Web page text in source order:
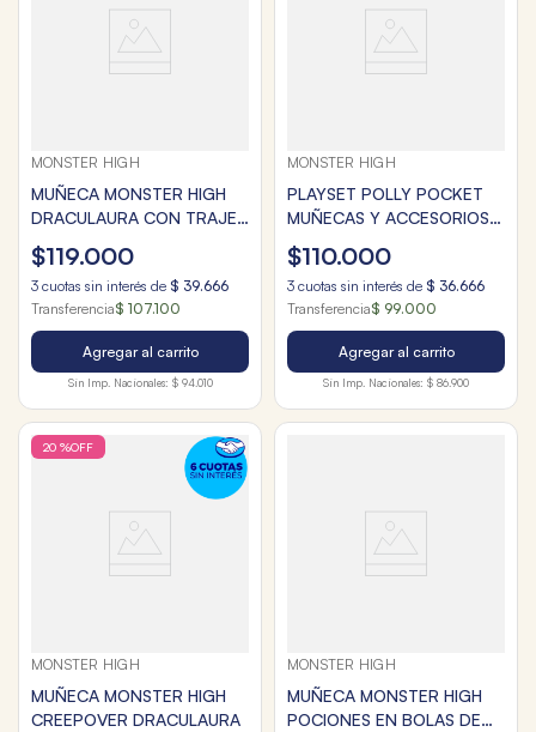
MONSTER HIGH
MUÑECA MONSTER HIGH
DRACULAURA CON TRAJE
DE BAÑO Y ACCESORIOS
$119.000
3 cuotas sin interés de $ 39.666
Transferencia$ 107.100
Agregar al carrito
Sin Imp. Nacionales: $ 94.010
MONSTER HIGH
PLAYSET POLLY POCKET
MUÑECAS Y ACCESORIOS
DE MONSTER HIGH
$110.000
3 cuotas sin interés de $ 36.666
Transferencia$ 99.000
Agregar al carrito
Sin Imp. Nacionales: $ 86.900
20 %OFF
MONSTER HIGH
MUÑECA MONSTER HIGH
CREEPOVER DRACULAURA
MONSTER HIGH
MUÑECA MONSTER HIGH
POCIONES EN BOLAS DE